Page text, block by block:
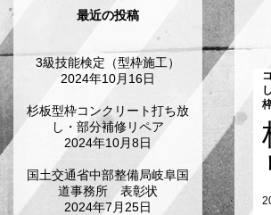
最近の投稿
3級技能検定（型枠施工）
2024年10月16日
杉板型枠コンクリート打ち放
し・部分補修リペア
2024年10月8日
国土交通省中部整備局岐阜国
道事務所 表彰状
2024年7月25日